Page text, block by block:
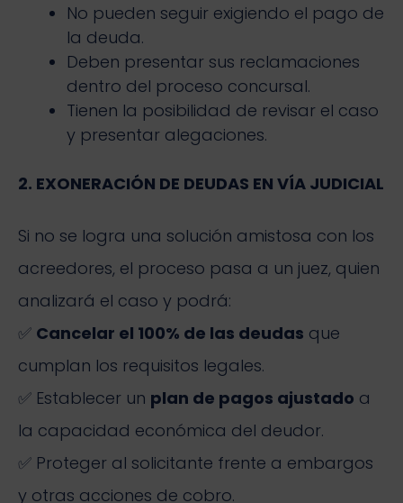
No pueden seguir exigiendo el pago de
la deuda.
Deben presentar sus reclamaciones
dentro del proceso concursal.
Tienen la posibilidad de revisar el caso
y presentar alegaciones.
2. EXONERACIÓN DE DEUDAS EN VÍA JUDICIAL
Si no se logra una solución amistosa con los
acreedores, el proceso pasa a un juez, quien
analizará el caso y podrá:
✅ Cancelar el 100% de las deudas que
cumplan los requisitos legales.
✅ Establecer un plan de pagos ajustado a
la capacidad económica del deudor.
✅ Proteger al solicitante frente a embargos
y otras acciones de cobro.